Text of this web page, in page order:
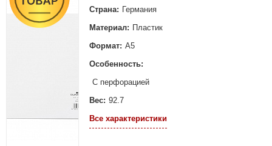
Страна: Германия
Материал: Пластик
Формат: А5
Особенность:
С перфорацией
Вес: 92.7
Все характеристики